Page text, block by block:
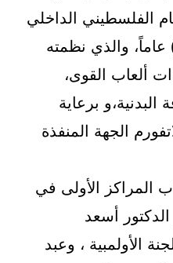
الفلسطيني الداخلي
امتد لما يقارب (11) عاماً، والذي نظمته
ألعاب القوى،
البدنية،و برعاية
الجهة المنفذة
المراكز الأولى في
أسعد
الأولمبية ، وعبد